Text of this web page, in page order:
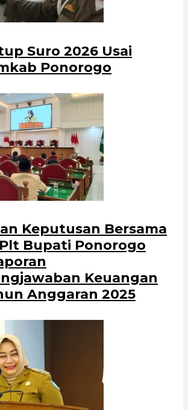
Suro 2026 Usai
Ponorogo
Keputusan Bersama
Bupati Ponorogo
Keuangan
Anggaran 2025